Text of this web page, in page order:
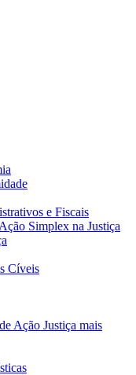
e Fiscais
Simplex na Justiça
Cíveis
Ação Justiça mais